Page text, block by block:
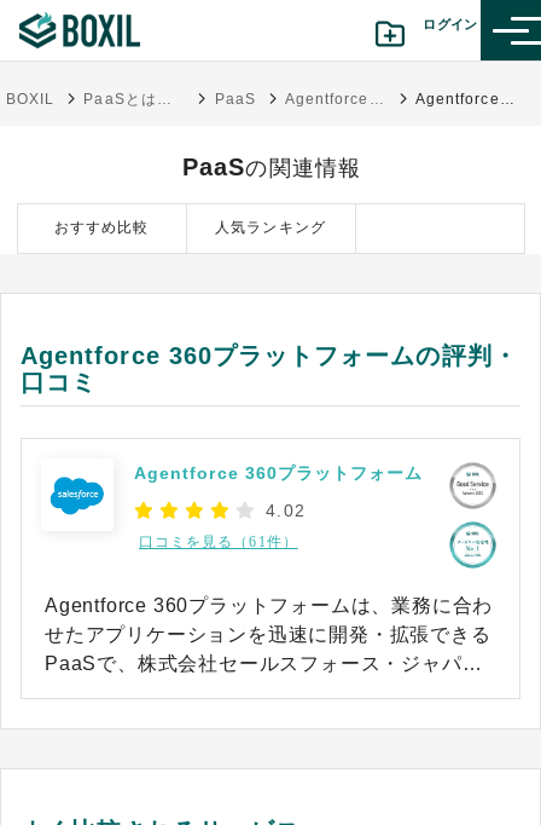
ログイン
診断から探す(β版)
BOXIL PaaSとは？SaaS／IaaSとの違い、おすすめサービス比較10選 PaaS Agentforce 360プラットフォーム Agentforce 360プラットフォームの評判・口コミ
PaaSの関連情報
おすすめ比較 人気ランキング
Agentforce 360プラットフォームの評判・
口コミ
Agentforce 360プラットフォーム
4.02
口コミを見る（61件）
Agentforce 360プラットフォームは、業務に合わ
せたアプリケーションを迅速に開発・拡張できる
PaaSで、株式会社セールスフォース・ジャパン